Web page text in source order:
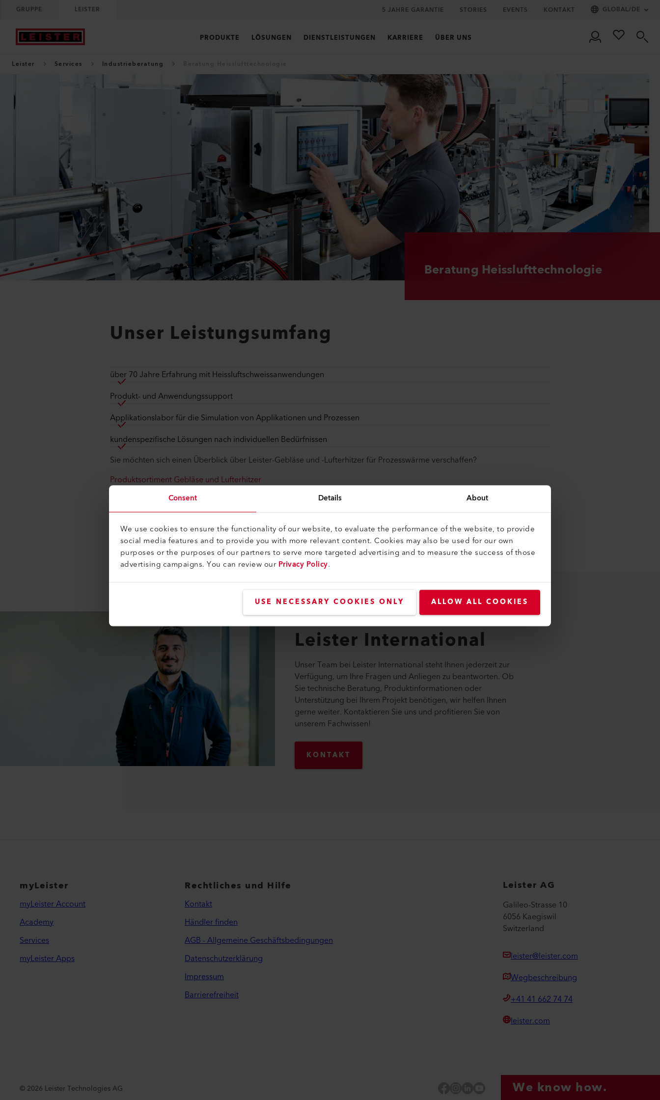
Consent Details About
We use cookies to ensure the functionality of our website, to evaluate the performance of the website, to provide
social media features and to provide you with more relevant content. Cookies may also be used for our own
purposes or the purposes of our partners to serve more targeted advertising and to measure the success of those
advertising campaigns. You can review ourPrivacy Policy.
USE NECESSARY COOKIES ONLY ALLOW ALL COOKIES
GRUPPE LEISTER 5 JAHRE GARANTIE STORIES EVENTS KONTAKT GLOBAL/DE
PRODUKTE LÖSUNGEN DIENSTLEISTUNGEN KARRIERE ÜBER UNS
Leister Services Industrieberatung
Beratung Heisslufttechnologie
Unser Leistungsumfang
über 70 Jahre Erfahrung mit Heissluftschweissanwendungen
Produkt- und Anwendungssupport
Applikationslabor für die Simulation von Applikationen und Prozessen
kundenspezifische Lösungen nach individuellen Bedürfnissen
Sie möchten sich einen Überblick über Leister-Gebläse und -Lufterhitzer für Prozesswärme verschaffen?
Produktsortiment Gebläse und Lufterhitzer
Informationen zu den verschiedenen Prozesswärme-Anwendungen finden Sie hier:
KONTAKT
Leister International
Unser Team bei Leister International steht Ihnen jederzeit zur
Verfügung, um Ihre Fragen und Anliegen zu beantworten. Ob
Sie technische Beratung, Produktinformationen oder
Unterstützung bei Ihrem Projekt benötigen, wir helfen Ihnen
gerne weiter. Kontaktieren Sie uns und profitieren Sie von
unserem Fachwissen!
KONTAKT
myLeister
myLeister Account
Academy
Services
myLeister Apps
Rechtliches und Hilfe
Kontakt
Händler finden
AGB - Allgemeine Geschäftsbedingungen
Datenschutzerklärung
Impressum
Barrierefreiheit
Leister AG
Galileo-Strasse 10
6056 Kaegiswil
Switzerland
leister@leister.com
Wegbeschreibung
+41 41 662 74 74
leister.com
© 2026 Leister Technologies AG YouTubeWe know how.